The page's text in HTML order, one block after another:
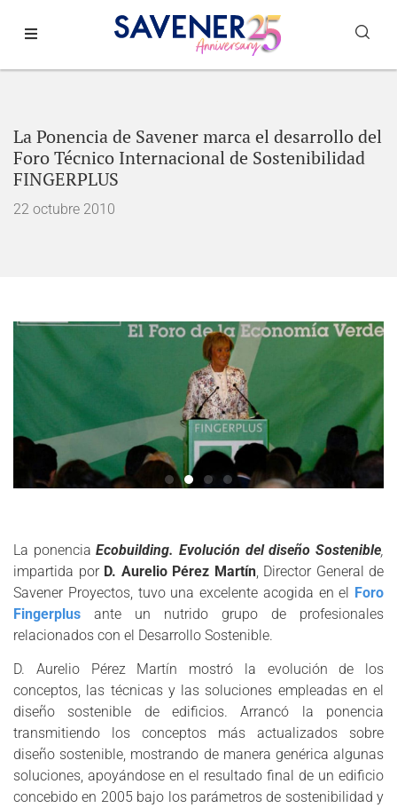
La Ponencia de Savener marca el desarrollo del
Foro Técnico Internacional de Sostenibilidad
FINGERPLUS
22 octubre 2010
La ponenciaEcobuilding. Evolución del diseño Sostenible,
impartida por D. Aurelio Pérez Martín, Director General de
Savener Proyectos, tuvo una excelente acogida en el Foro
Fingerplus ante un nutrido grupo de profesionales
relacionados con el Desarrollo Sostenible.
D. Aurelio Pérez Martín mostró la evolución de los
conceptos, las técnicas y las soluciones empleadas en el
diseño sostenible de edificios. Arrancó la ponencia
transmitiendo los conceptos más actualizados sobre
diseño sostenible, mostrando de manera genérica algunas
soluciones, apoyándose en el resultado final de un edificio
concebido en 2005 bajo los parámetros de sostenibilidad y